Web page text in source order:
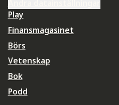
Play
Finansmagasinet
Börs
Vetenskap
Bok
Podd